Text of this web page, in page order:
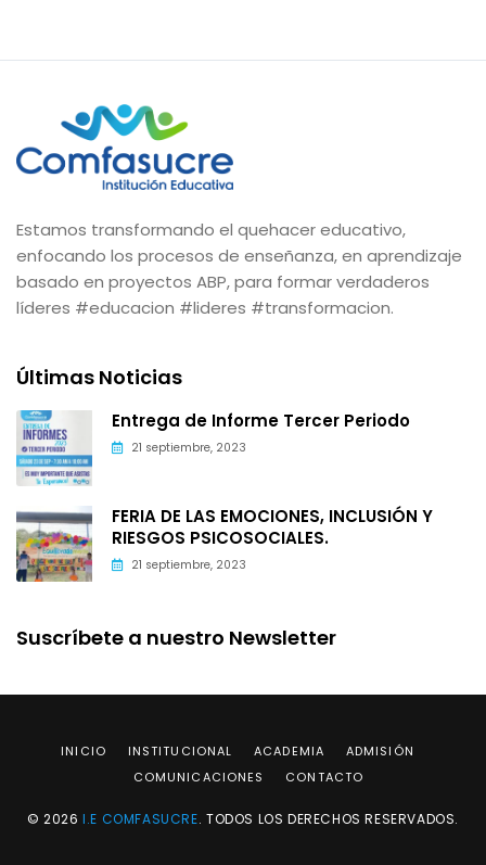
Estamos transformando el quehacer educativo,
enfocando los procesos de enseñanza, en aprendizaje
basado en proyectos ABP, para formar verdaderos
líderes #educacion #lideres #transformacion.
Últimas Noticias
Entrega de Informe Tercer Periodo
21 septiembre, 2023
FERIA DE LAS EMOCIONES, INCLUSIÓN Y
RIESGOS PSICOSOCIALES.
21 septiembre, 2023
Suscríbete a nuestro Newsletter
INICIO INSTITUCIONAL ACADEMIA
ADMISIÓN
COMUNICACIONES
CONTACTO
© 2026I.E COMFASUCRE. TODOS LOS DERECHOS RESERVADOS.